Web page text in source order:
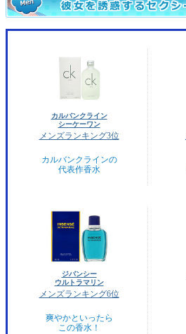
カルバンクライン
シーケーワン
メンズランキング3位
カルバンクラインの
代表作香水
ジバンシー
ウルトラマリン
メンズランキング6位
爽やかといったら
この香水！